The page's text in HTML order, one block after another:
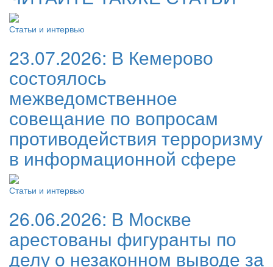
Статьи и интервью
23.07.2026: В Кемерово
состоялось
межведомственное
совещание по вопросам
противодействия терроризму
в информационной сфере
Статьи и интервью
26.06.2026: В Москве
арестованы фигуранты по
делу о незаконном выводе за